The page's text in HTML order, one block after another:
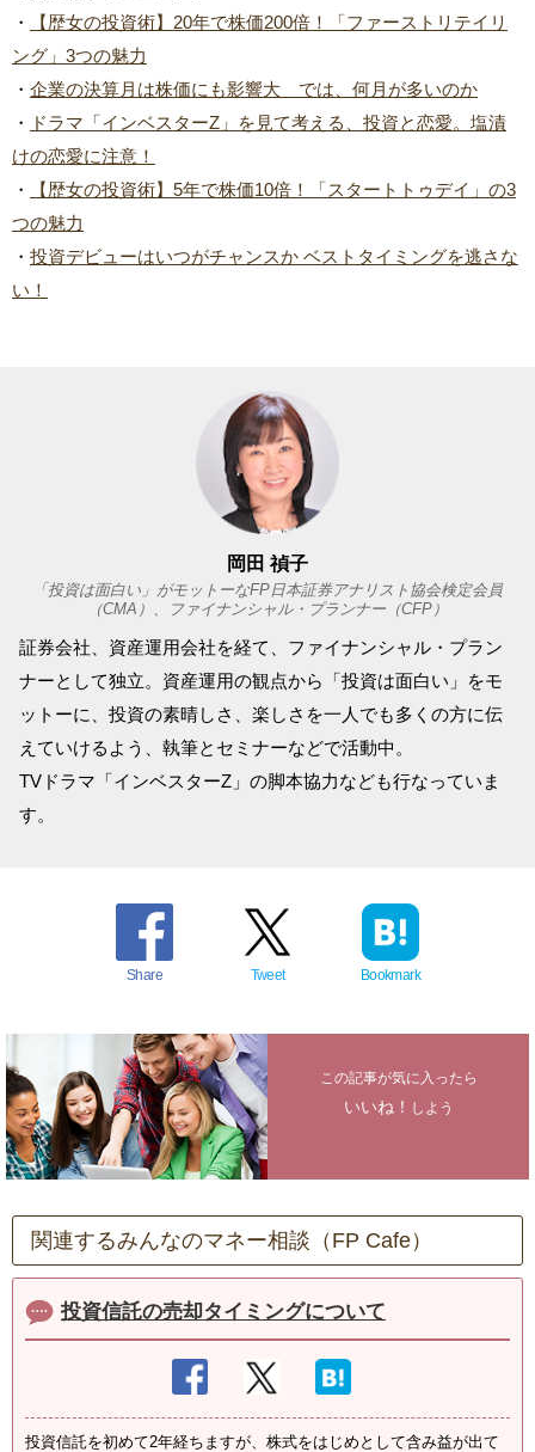
・
【歴女の投資術】20年で株価200倍！「ファーストリテイリ
ング」3つの魅力
・ 企業の決算月は株価にも影響大 では、何月が多いのか
・
ドラマ「インベスターZ」を見て考える、投資と恋愛。塩漬
けの恋愛に注意！
・
【歴女の投資術】5年で株価10倍！「スタートトゥデイ」の3
つの魅力
・ 投資デビューはいつがチャンスか ベストタイミングを逃さな
い！
岡田 禎子
「投資は面白い」がモットーなFP日本証券アナリスト協会検定会員
（CMA）、ファイナンシャル・プランナー（CFP）
証券会社、資産運用会社を経て、ファイナンシャル・プラン
ナーとして独立。資産運用の観点から「投資は面白い」をモ
ットーに、投資の素晴しさ、楽しさを一人でも多くの方に伝
えていけるよう、執筆とセミナーなどで活動中。
TVドラマ「インベスターZ」の脚本協力なども行なっていま
す。
Share Tweet Bookmark
この記事が気に入ったら
いいね！ しよう
関連するみんなのマネー相談（FP Cafe）
投資信託の売却タイミングについて
投資信託を初めて2年経ちますが、株式をはじめとして含み益が出て